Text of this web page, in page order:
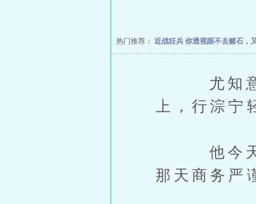
热门推荐： 近战狂兵 你透视眼不去赌石，
尤知意微
上，行淙宁
他今天只
那天商务严